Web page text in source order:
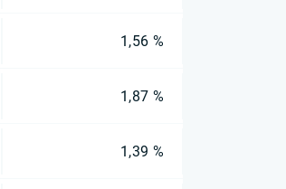
1,56 %
1,87 %
1,39 %